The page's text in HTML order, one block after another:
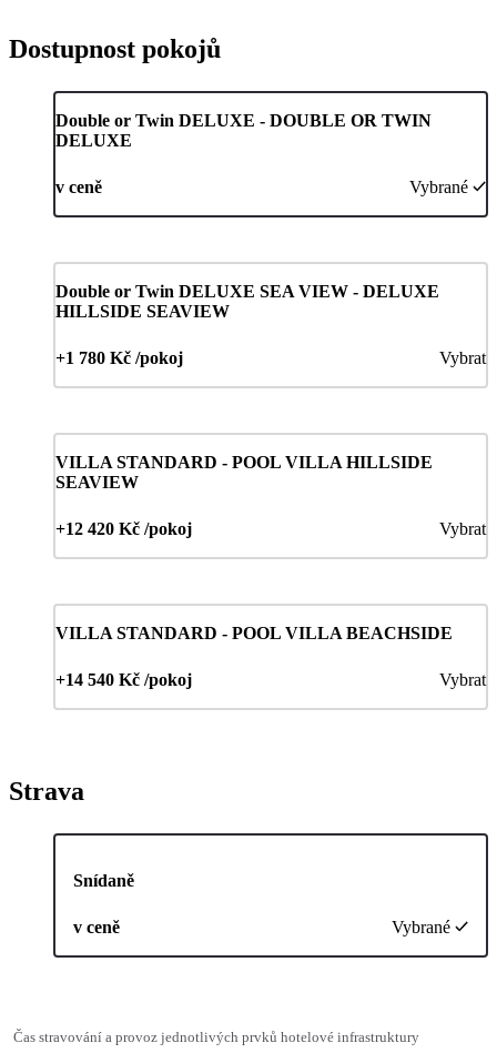
Dostupnost pokojů
Double or Twin DELUXE - DOUBLE OR TWIN
DELUXE
v ceně Vybrané
Double or Twin DELUXE SEA VIEW - DELUXE
HILLSIDE SEAVIEW
+1 780 Kč /pokoj Vybrat
VILLA STANDARD - POOL VILLA HILLSIDE
SEAVIEW
+12 420 Kč /pokoj Vybrat
VILLA STANDARD - POOL VILLA BEACHSIDE
+14 540 Kč /pokoj Vybrat
Strava
Snídaně
v ceně Vybrané
Čas stravování a provoz jednotlivých prvků hotelové infrastruktury